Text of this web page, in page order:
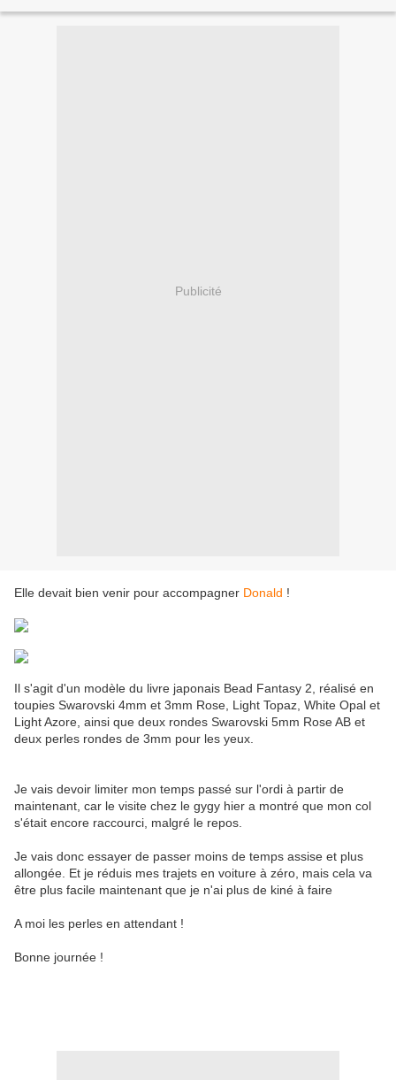
Publicité
Elle devait bien venir pour accompagner Donald !
Il s'agit d'un modèle du livre japonais Bead Fantasy 2, réalisé en
toupies Swarovski 4mm et 3mm Rose, Light Topaz, White Opal et
Light Azore, ainsi que deux rondes Swarovski 5mm Rose AB et
deux perles rondes de 3mm pour les yeux.
Je vais devoir limiter mon temps passé sur l'ordi à partir de
maintenant, car le visite chez le gygy hier a montré que mon col
s'était encore raccourci, malgré le repos.
Je vais donc essayer de passer moins de temps assise et plus
allongée. Et je réduis mes trajets en voiture à zéro, mais cela va
être plus facile maintenant que je n'ai plus de kiné à faire
A moi les perles en attendant !
Bonne journée !